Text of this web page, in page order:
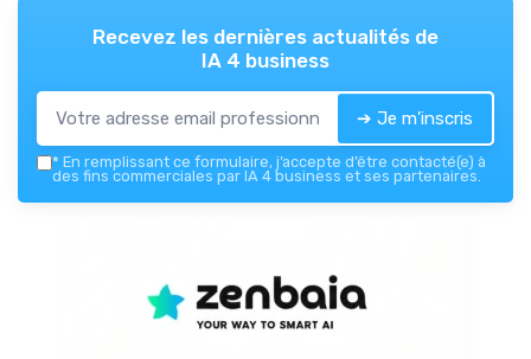
Recevez les dernières actualités de
IA 4 business
➔ Je m'inscris
* En remplissant ce formulaire, j’accepte d’être contacté(e) à
des fins commerciales par IA 4 business et ses partenaires.